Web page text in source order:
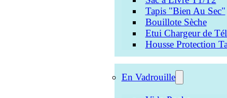
Tapis "Bien Au Sec"
Bouillote Sèche
Etui Chargeur de
Housse Protection
En Vadrouille